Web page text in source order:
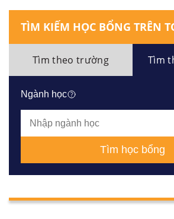
TÌM KIẾM HỌC BỔNG TRÊN
Tìm theo trường Tìm
Ngành học
Tìm học bổng